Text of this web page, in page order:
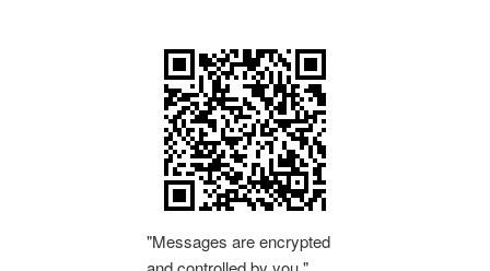
"Messages are encrypted